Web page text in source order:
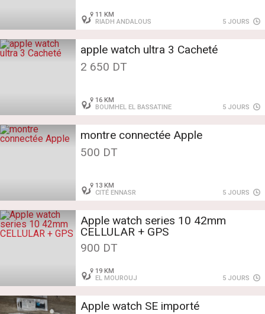
11 KM
RIADH ANDALOUS
5 JOURS
apple watch ultra 3 Cacheté
2 650 DT
16 KM
BOUMHEL EL BASSATINE
5 JOURS
montre connectée Apple
500 DT
13 KM
CITÉ ENNASR
5 JOURS
Apple watch series 10 42mm
CELLULAR + GPS
900 DT
19 KM
EL MOUROUJ
5 JOURS
Apple watch SE importé